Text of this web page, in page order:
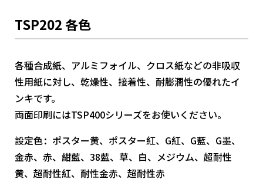
TSP202 各色
各種合成紙、アルミフォイル、クロス紙などの非吸収
性用紙に対し、乾燥性、接着性、耐膨潤性の優れたイ
ンキです。
両面印刷にはTSP400シリーズをお使いください。
設定色：ポスター黄、ポスター紅、G紅、G藍、G墨、
金赤、赤、紺藍、38藍、草、白、メジウム、超耐性
黄、超耐性紅、耐性金赤、超耐性赤